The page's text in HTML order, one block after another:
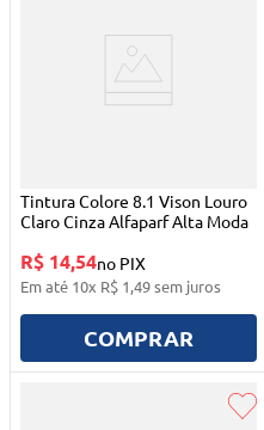
Tintura Colore 8.1 Vison Louro
Claro Cinza Alfaparf Alta Moda
R$ 14,54no PIX
Em até 10x R$ 1,49sem juros
COMPRAR